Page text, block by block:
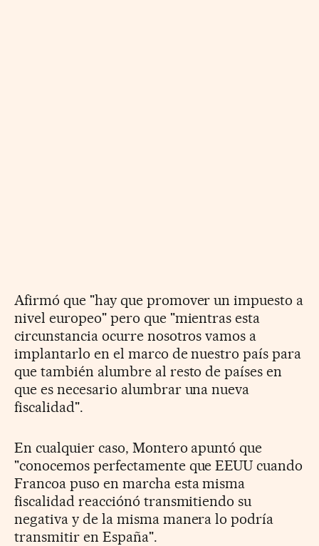
Afirmó que "hay que promover un impuesto a
nivel europeo" pero que "mientras esta
circunstancia ocurre nosotros vamos a
implantarlo en el marco de nuestro país para
que también alumbre al resto de países en
que es necesario alumbrar una nueva
fiscalidad".
En cualquier caso, Montero apuntó que
"conocemos perfectamente que EEUU cuando
Francoa puso en marcha esta misma
fiscalidad reacciónó transmitiendo su
negativa y de la misma manera lo podría
transmitir en España".